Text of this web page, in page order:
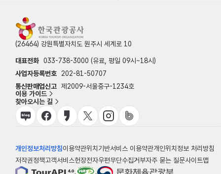
(26464) 강원특별자치도 원주시 세계로 10
대표전화 033-738-3000 (유료, 평일 09시~18시)
사업자등록번호
202-81-50707
통신판매업신고 제2009-서울중구-1234호
이용 가이드
찾아오시는 길
개인정보처리방침이용약관위치기반서비스 이용약관개인위치정보 처리방침
저작권정책고객서비스헌장전자우편무단수집거부자주 묻는 질문사이트맵